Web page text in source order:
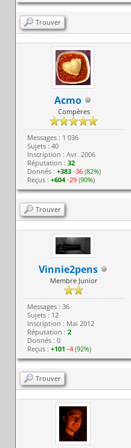
Trouver
Acmo
Compères
Messages : 1 036
Sujets : 40
Inscription : Avr. 2006
Réputation : 32
Donnés : +383 -36(82%)
Reçus : +604 -29(90%)
Trouver
Vinnie2pens
Membre Junior
Messages : 36
Sujets : 12
Inscription : Mai 2012
Réputation : 2
Donnés : 0
Reçus : +101 -4(92%)
Trouver